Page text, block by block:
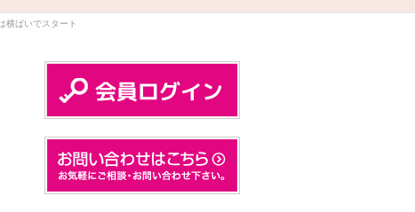
横ばいでスタート